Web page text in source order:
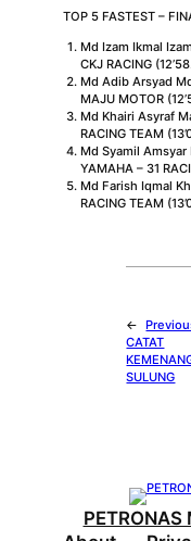
TOP 5 FASTEST –
Md Izam Ikmal
CKJ RACING
Md Adib Arsyad
MAJU MOTOR
Md Khairi Asyraf
RACING TEAM
Md Syamil Amsyar
YAMAHA – 31
Md Farish Iqmal
RACING TEAM
←
CATAT
SULUNG